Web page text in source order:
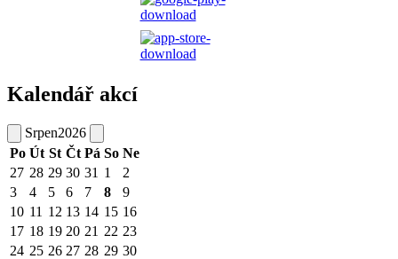
Kalendář akcí
Srpen2026
Po Út St Čt Pá So Ne
27 28 29 30 31 1
2
3
4 5 6 7 8
9
10 11 12 13 14 15 16
17 18 19 20 21 22 23
24 25 26 27 28 29 30